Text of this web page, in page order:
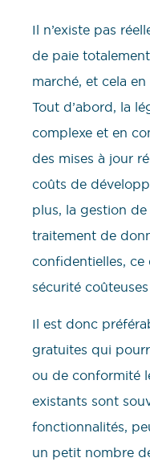
Il n’existe pas
de paie
marché, et cela
Tout d’abord, la
complexe et en
des mises à jour
coûts de
plus, la gestion
traitement de
confidentielles, ce
sécurité
Il est donc
gratuites qui
ou de conformité
existants sont
fonctionnalités,
un petit nombre